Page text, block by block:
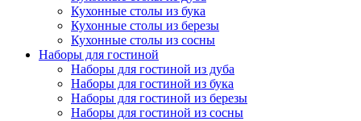
Кухонные столы из бука
Кухонные столы из березы
Кухонные столы из сосны
Наборы для гостиной
Наборы для гостиной из дуба
Наборы для гостиной из бука
Наборы для гостиной из березы
Наборы для гостиной из сосны